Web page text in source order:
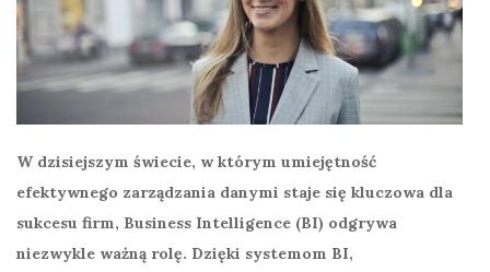
W dzisiejszym świecie, w którym umiejętność
efektywnego zarządzania danymi staje się kluczowa dla
sukcesu firm, Business Intelligence (BI) odgrywa
niezwykle ważną rolę. Dzięki systemom BI,